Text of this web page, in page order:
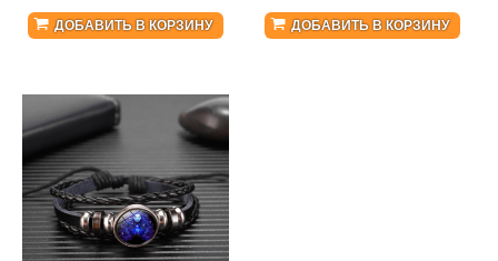
ДОБАВИТЬ В КОРЗИНУ ДОБАВИТЬ В КОРЗИНУ